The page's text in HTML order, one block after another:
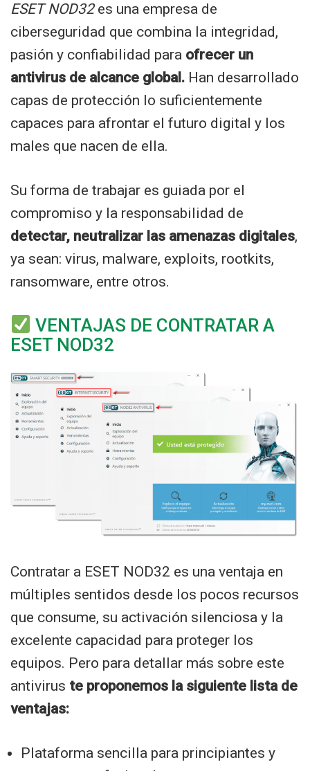
ESET NOD32es una empresa de
ciberseguridad que combina la integridad,
pasión y confiabilidad para ofrecer un
antivirus de alcance global. Han desarrollado
capas de protección lo suficientemente
capaces para afrontar el futuro digital y los
males que nacen de ella.
Su forma de trabajar es guiada por el
compromiso y la responsabilidad de
detectar, neutralizar las amenazas digitales,
ya sean: virus, malware, exploits, rootkits,
ransomware, entre otros.
VENTAJAS DE CONTRATAR A
ESET NOD32
Contratar a ESET NOD32 es una ventaja en
múltiples sentidos desde los pocos recursos
que consume, su activación silenciosa y la
excelente capacidad para proteger los
equipos. Pero para detallar más sobre este
antivirus te proponemos la siguiente lista de
ventajas:
Plataforma sencilla para principiantes y